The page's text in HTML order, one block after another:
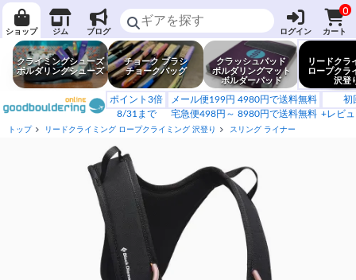
ショップ ジム ブログ ログイン
0
カート
クライミングシューズ
ボルダリングシューズ
チョーク ブラシ
チョークバッグ
クラッシュパッド
ボルダリングマット
ボルダーパッド
リードクラ
ロープクラ
沢登
ポイント3倍
8/31まで
メール便199円 4980円で送料無料
宅急便498円～ 8980円で送料無料
初
+レビ
トップ リードクライミング ロープクライミング 沢登り スリング ライナー